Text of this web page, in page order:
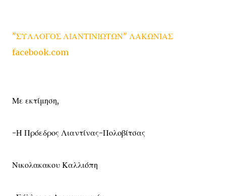
"ΣΥΛΛΟΓΟΣ ΛΙΑΝΤΙΝΙΩΤΩΝ" ΛΑΚΩΝΙΑΣ
facebook.com
Με εκτίμηση,
-Η Πρόεδρος Λιαντίνας-Πολοβίτσας
Νικολακακου Καλλιόπη